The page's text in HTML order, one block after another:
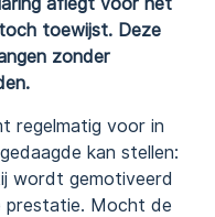
aflegt voor het
toewijst. Deze
zonder
regelmatig voor in
kan stellen:
wordt gemotiveerd
prestatie. Mocht de